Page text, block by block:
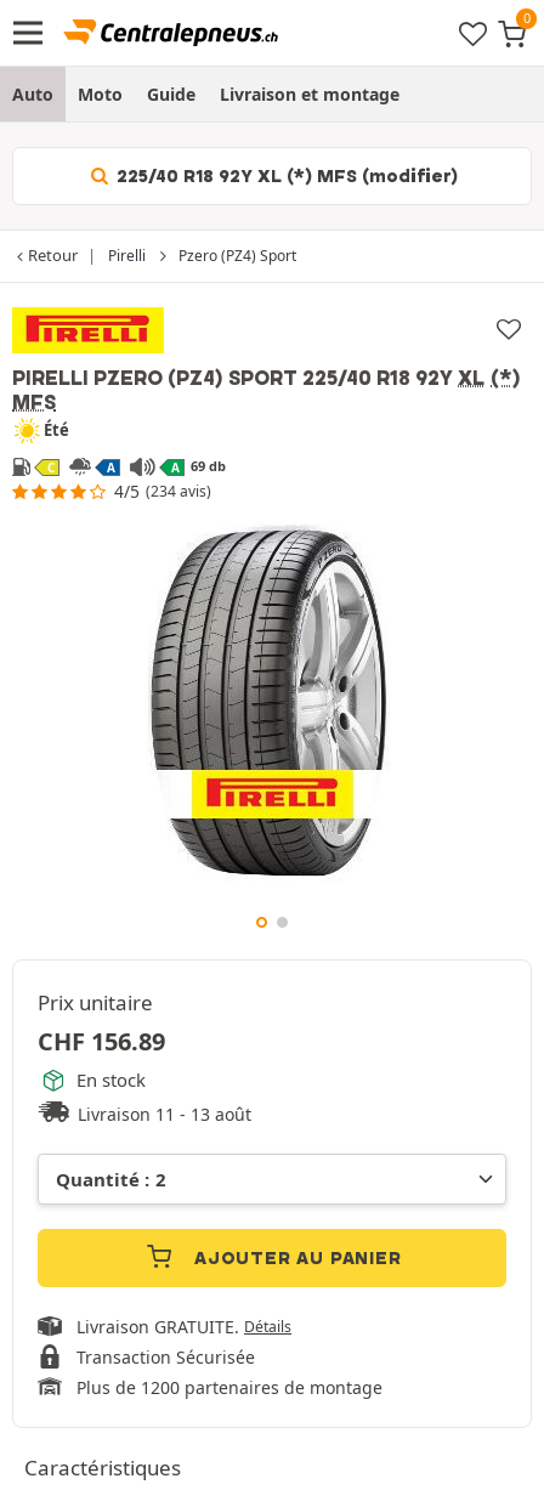
Auto Moto Guide Livraison et montage
225/40 R18 92Y XL (*) MFS (modifier)
Retour Pirelli Pzero (PZ4) Sport
PIRELLI PZERO (PZ4) SPORT 225/40 R18 92Y XL (*)
MFS
Été
C A A 69 db
4/5 (234 avis)
Prix unitaire
CHF 156.89
En stock
Livraison 11 - 13 août
AJOUTER AU PANIER
Livraison GRATUITE. Détails
Transaction Sécurisée
Plus de 1200 partenaires de montage
Caractéristiques